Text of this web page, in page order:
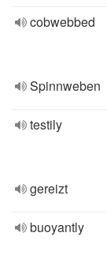
cobwebbed
Spinnweben
testily
gereizt
buoyantly